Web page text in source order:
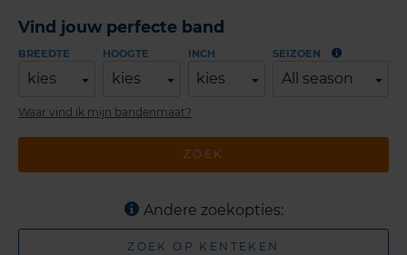
Vind jouw perfecte band
Waar vind ik mijn bandenmaat?
BREEDTE
kies
HOOGTE
kies
INCH
kies
SEIZOEN
All season
ZOEK
Andere zoekopties:
ZOEK OP KENTEKEN